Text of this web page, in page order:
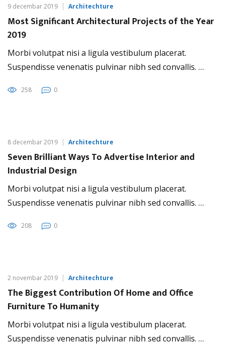
9 decembar 2019 Architechture
Most Significant Architectural Projects of the Year
2019
Morbi volutpat nisi a ligula vestibulum placerat.
Suspendisse venenatis pulvinar nibh sed convallis. …
258 0
8 decembar 2019 Architechture
Seven Brilliant Ways To Advertise Interior and
Industrial Design
Morbi volutpat nisi a ligula vestibulum placerat.
Suspendisse venenatis pulvinar nibh sed convallis. …
208 0
2 novembar 2019 Architechture
The Biggest Contribution Of Home and Office
Furniture To Humanity
Morbi volutpat nisi a ligula vestibulum placerat.
Suspendisse venenatis pulvinar nibh sed convallis. …